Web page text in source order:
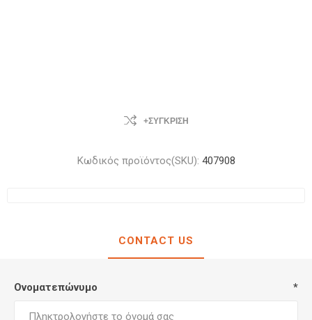
+ΣΎΓΚΡΙΣΗ
Κωδικός προϊόντος(SKU): 407908
CONTACT US
Ονοματεπώνυμο *